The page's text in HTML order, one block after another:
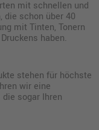
mit schnellen und
die schon über 40
mit Tinten, Tonern
haben.
stehen für höchste
wir eine
sogar Ihren